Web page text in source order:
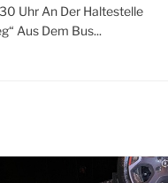
Uhr An Der Haltestelle
Aus Dem Bus...